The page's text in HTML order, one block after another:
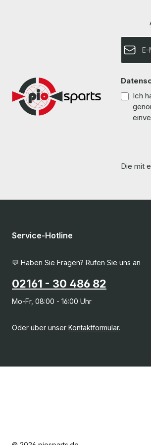
Informationen und Details finden Sie auf den
E-Mail-
Ich
Die mit
Service-Hotline
💬 Haben Sie Fragen? Rufen Sie uns an
02161 - 30 486 82
Mo-Fr, 08:00 - 16:00 Uhr
Oder über unser Kontaktformular.